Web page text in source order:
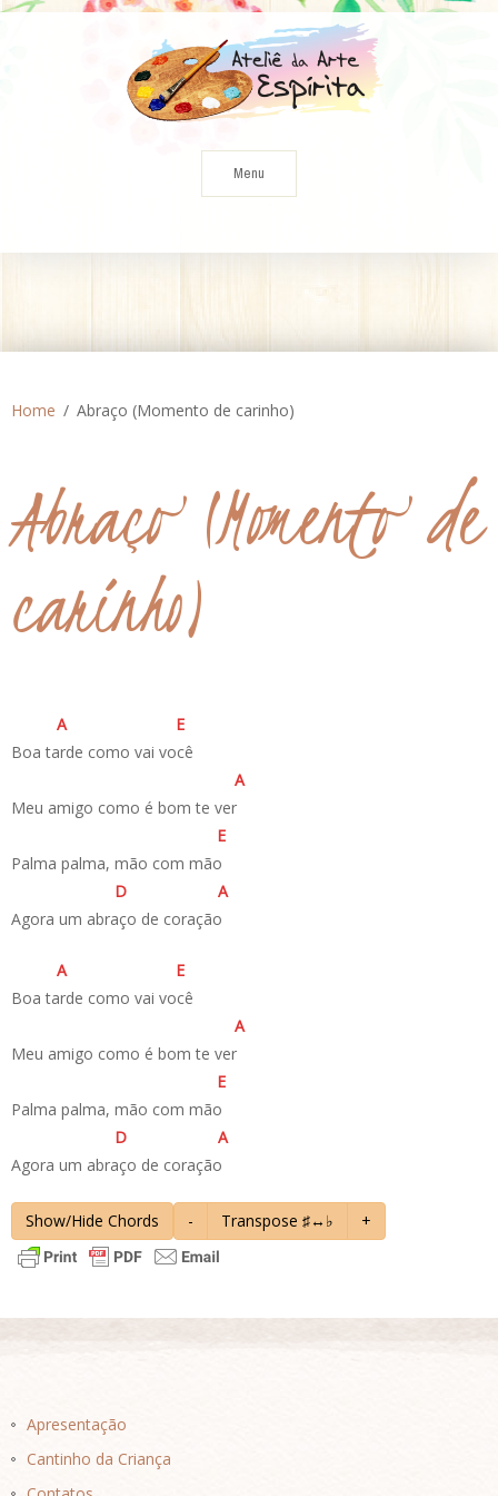
Skip
Menu
Home Abraço (Momento de carinho)
Abraço (Momento de
carinho)
A
E
Boa tarde como vai você
A
Meu amigo como é bom te ver
E
Palma palma, mão com mão
D
A
Agora um abraço de coração
A
E
Boa tarde como vai você
A
Meu amigo como é bom te ver
E
Palma palma, mão com mão
D
A
Agora um abraço de coração
Show/Hide Chords - Transpose ♯↔♭ +
Apresentação
Cantinho da Criança